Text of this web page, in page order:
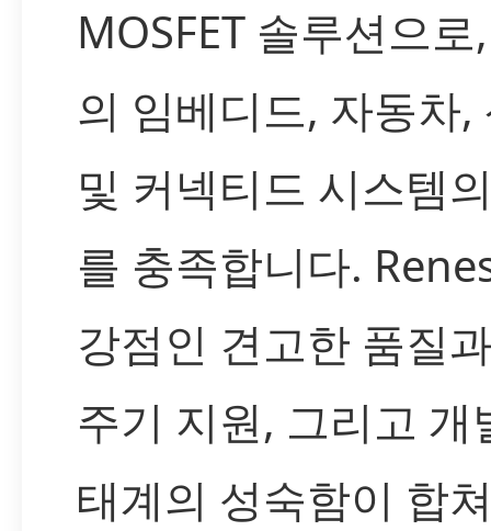
MOSFET 솔루션으
의 임베디드, 자동차,
및 커넥티드 시스템
를 충족합니다.
강점인 견고한 품질
주기 지원, 그리고 개
태계의 성숙함이 합